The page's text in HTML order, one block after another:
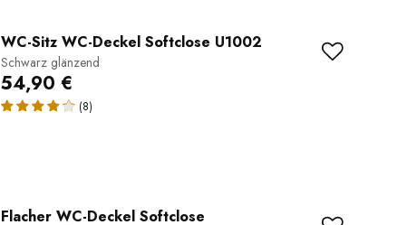
WC-Sitz WC-Deckel Softclose U1002
Schwarz glänzend
54,90 €
(8)
Flacher WC-Deckel Softclose